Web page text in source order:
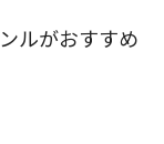
ルがおすすめ